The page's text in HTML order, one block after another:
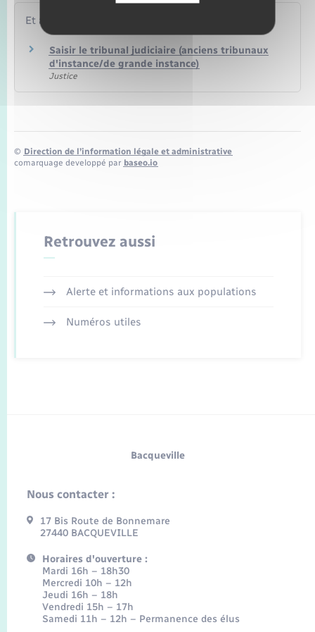
Et aussi
Saisir le tribunal judiciaire (anciens tribunaux
d'instance/de grande instance)
Justice
© Direction de l’information légale et administrative
comarquage developpé par baseo.io
Retrouvez aussi
Alerte et informations aux populations
Numéros utiles
Bacqueville
Nous contacter :
17 Bis Route de Bonnemare
27440 BACQUEVILLE
Horaires d'ouverture :
Mardi 16h – 18h30
Mercredi 10h – 12h
Jeudi 16h – 18h
Vendredi 15h – 17h
Samedi 11h – 12h – Permanence des élus